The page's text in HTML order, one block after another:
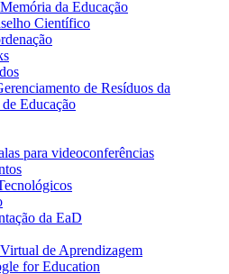
da Educação
Científico
de Resíduos da
Educação
para videoconferências
da EaD
de Aprendizagem
for Education